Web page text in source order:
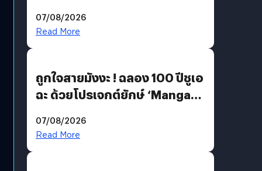
07/08/2026
Read More
ถูกใจสายมังงะ ! ฉลอง 100 ปีชูเอ
ฉะ ด้วยโปรเจกต์ยักษ์ ‘Manga
มีภาษาไทยด้วย
07/08/2026
Read More